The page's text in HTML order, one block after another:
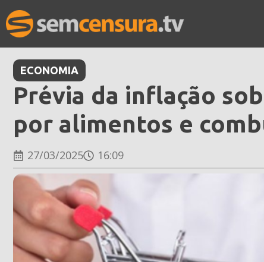
ECONOMIA
Prévia da inflação
por alimentos e
27/03/2025 16:09